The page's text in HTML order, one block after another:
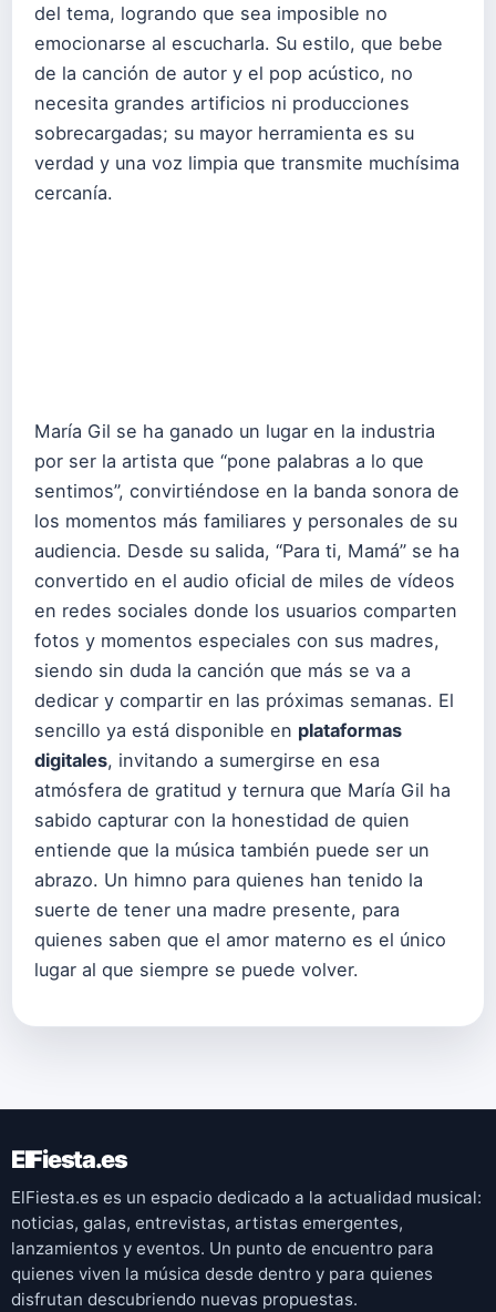
del tema, logrando que sea imposible no
emocionarse al escucharla. Su estilo, que bebe
de la canción de autor y el pop acústico, no
necesita grandes artificios ni producciones
sobrecargadas; su mayor herramienta es su
verdad y una voz limpia que transmite muchísima
cercanía.
María Gil se ha ganado un lugar en la industria
por ser la artista que “pone palabras a lo que
sentimos”, convirtiéndose en la banda sonora de
los momentos más familiares y personales de su
audiencia. Desde su salida, “Para ti, Mamá” se ha
convertido en el audio oficial de miles de vídeos
en redes sociales donde los usuarios comparten
fotos y momentos especiales con sus madres,
siendo sin duda la canción que más se va a
dedicar y compartir en las próximas semanas. El
sencillo ya está disponible en plataformas
digitales, invitando a sumergirse en esa
atmósfera de gratitud y ternura que María Gil ha
sabido capturar con la honestidad de quien
entiende que la música también puede ser un
abrazo. Un himno para quienes han tenido la
suerte de tener una madre presente, para
quienes saben que el amor materno es el único
lugar al que siempre se puede volver.
ElFiesta.es
ElFiesta.es es un espacio dedicado a la actualidad musical:
noticias, galas, entrevistas, artistas emergentes,
lanzamientos y eventos. Un punto de encuentro para
quienes viven la música desde dentro y para quienes
disfrutan descubriendo nuevas propuestas.